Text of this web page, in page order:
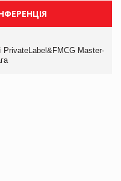
PrivateLabel&FMCG Master-